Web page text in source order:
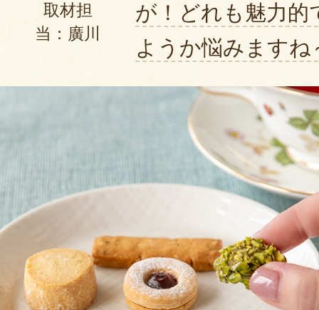
取材担
当：廣川
が！どれも魅力的
ようか悩みますね